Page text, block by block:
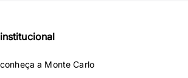
institucional
conheça a Monte Carlo